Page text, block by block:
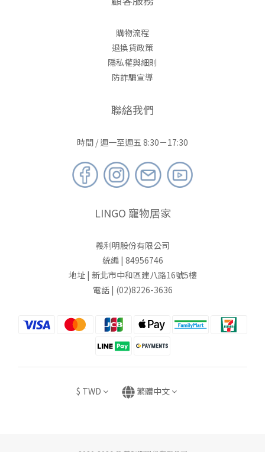
購物流程
退換貨政策
隱私權與細則
防詐騙宣導
聯絡我們
時間 / 週一至週五 8:30－17:30
LINGO 寵物居家
義利明股份有限公司
統編 | 84956746
地址 | 新北市中和區建八路16號5樓
電話 | (02)8226-3636
$ TWD 繁體中文